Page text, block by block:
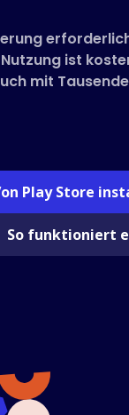
ist
mit
Play Store
So funktioniert